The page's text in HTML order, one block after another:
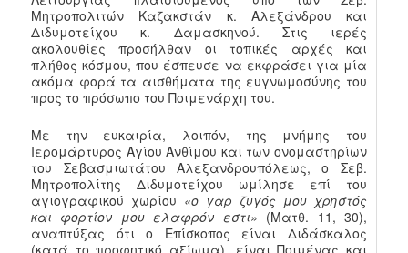
Μητροπολιτών Καζακστάν κ. Αλεξάνδρου και
Διδυμοτείχου κ. Δαμασκηνού. Στις ιερές
ακολουθίες προσήλθαν οι τοπικές αρχές και
πλήθος κόσμου, που έσπευσε να εκφράσει για μία
ακόμα φορά τα αισθήματα της ευγνωμοσύνης του
προς το πρόσωπο του Ποιμενάρχη του.
Με την ευκαιρία, λοιπόν, της μνήμης του
Ιερομάρτυρος Αγίου Ανθίμου και των ονομαστηρίων
του Σεβασμιωτάτου Αλεξανδρουπόλεως, ο Σεβ.
Μητροπολίτης Διδυμοτείχου ωμίλησε επί του
αγιογραφικού χωρίου «ο γαρ ζυγός μου χρηστός
και φορτίον μου ελαφρόν εστι» (Ματθ. 11, 30),
αναπτύξας ότι ο Επίσκοπος είναι Διδάσκαλος
(κατά το προφητικό αξίωμα), είναι Ποιμένας και